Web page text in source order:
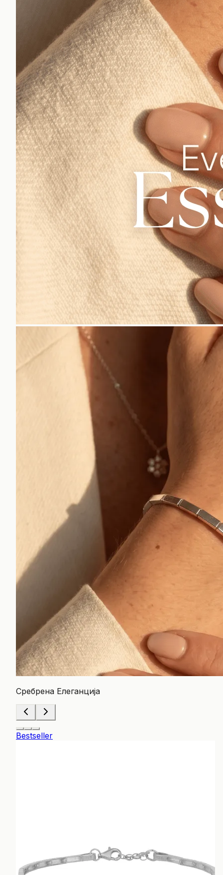
Сребрена Елеганција
Bestseller